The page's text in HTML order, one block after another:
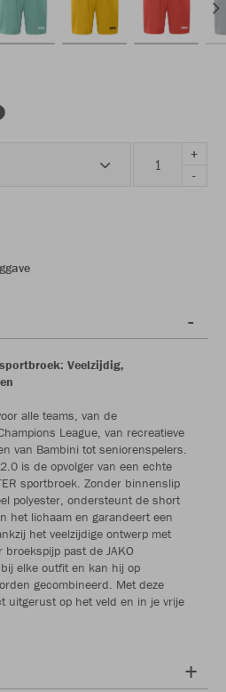
+
-
sportbroek: Veelzijdig,
alle teams, van de
League, van recreatieve
van Bambini tot seniorenspelers.
is de opvolger van een echte
sportbroek. Zonder binnenslip
polyester, ondersteunt de short
het lichaam en garandeert een
het veelzijdige ontwerp met
broekspijp past de JAKO
elke outfit en kan hij op
gecombineerd. Met deze
uitgerust op het veld en in je vrije